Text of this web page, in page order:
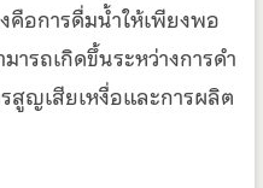
คือการดื่มน้ำให้เพียงพอ
ารถเกิดขึ้นระหว่างการดำ
สูญเสียเหงื่อและการผลิต